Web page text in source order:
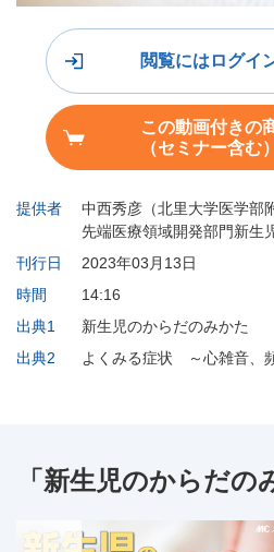
提供者
中西秀彦（北里大学医学部
先端医療領域開発部門新生
刊行日
2023年03月13日
時間
14:16
出典1
新生児のからだのみかた
出典2
よくみる症状 ～心雑音、
閲覧にはログイ
この動画付きの
（セミナー含む
「新生児のからだの